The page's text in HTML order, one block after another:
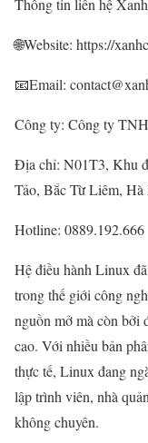
Thông tin liên hệ
🌐Website: https://
📧Email:
Công ty: Công ty
Địa chỉ: N01T3, Khu
Tảo, Bắc Từ Liêm, Hà
Hotline: 0889.192.666
Hệ điều hành Linux
trong thế giới công
nguồn mở mà còn bởi
cao. Với nhiều bản
thực tế, Linux đang
lập trình viên, nhà
không chuyên.